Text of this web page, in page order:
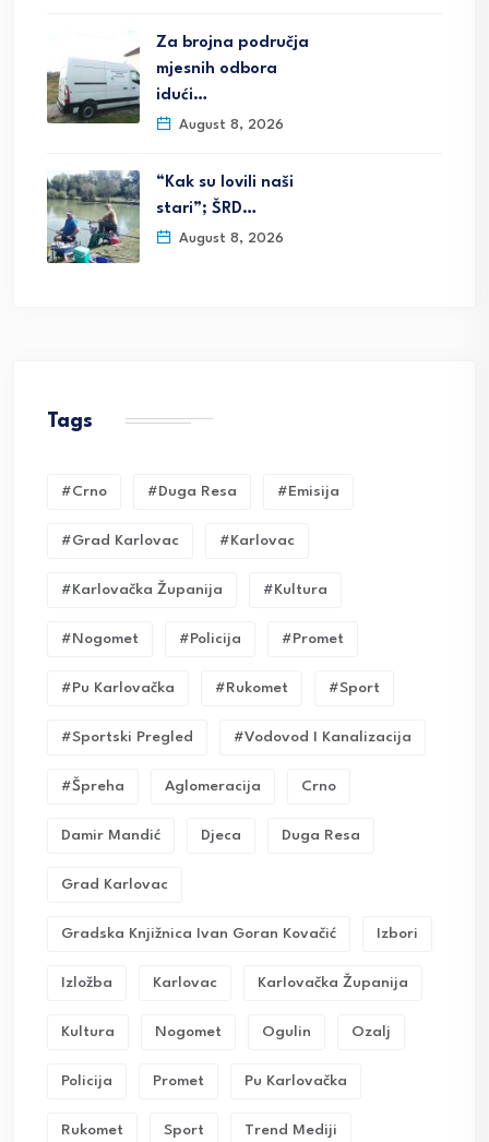
Za brojna područja
mjesnih odbora
idući…
August 8, 2026
“Kak su lovili naši
stari”; ŠRD…
August 8, 2026
Tags
#crno #duga Resa #emisija
#grad Karlovac #karlovac
#karlovačka Županija #kultura
#nogomet #policija #promet
#pu Karlovačka #rukomet #sport
#sportski Pregled #vodovod I Kanalizacija
#Špreha Aglomeracija Crno
Damir Mandić Djeca Duga Resa
Grad Karlovac
Gradska Knjižnica Ivan Goran Kovačić Izbori
Izložba Karlovac Karlovačka Županija
Kultura Nogomet Ogulin Ozalj
Policija Promet Pu Karlovačka
Rukomet Sport Trend Mediji